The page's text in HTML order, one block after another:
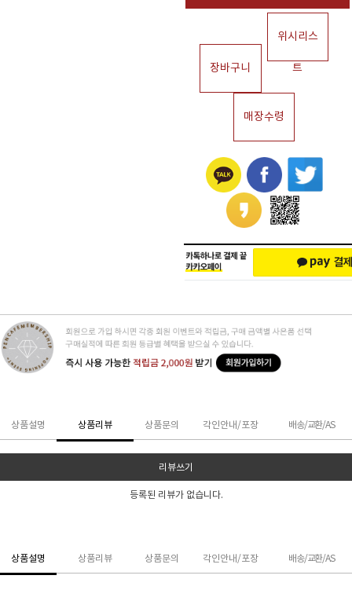
장바구니
위시리스
트
매장수령
상품설명 상품리뷰 상품문의 각인안내/포장 배송/교환/AS
리뷰쓰기
등록된 리뷰가 없습니다.
상품설명 상품리뷰 상품문의 각인안내/포장 배송/교환/AS